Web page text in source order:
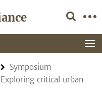
Symposium
critical urban